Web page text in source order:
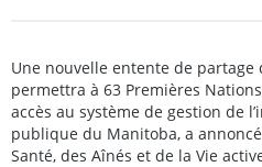
Une nouvelle entente de partage
permettra à 63 Premières
accès au système de gestion de
publique du Manitoba, a
Santé, des Aînés et de la Vie